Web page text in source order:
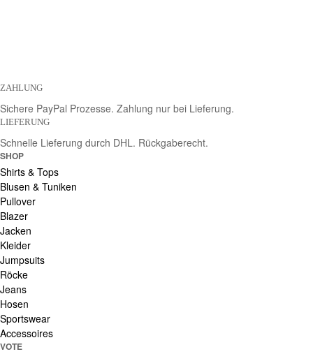
ZAHLUNG
Sichere PayPal Prozesse. Zahlung nur bei Lieferung.
LIEFERUNG
Schnelle Lieferung durch DHL. Rückgaberecht.
SHOP
Shirts & Tops
Blusen & Tuniken
Pullover
Blazer
Jacken
Kleider
Jumpsuits
Röcke
Jeans
Hosen
Sportswear
Accessoires
VOTE